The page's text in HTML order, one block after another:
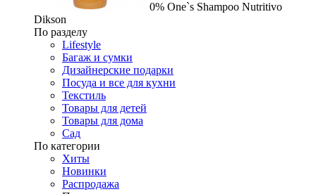
0% One`s Shampoo Nutritivo
Dikson
По разделу
Lifestyle
Багаж и сумки
Дизайнерские подарки
Посуда и все для кухни
Текстиль
Товары для детей
Товары для дома
Сад
По категории
Хиты
Новинки
Распродажа